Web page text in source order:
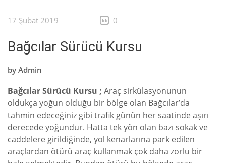
SRC & PSIKOTEKNIK
BLOG
İLETIŞIM
17 Şubat 2019 0
Bağcılar Sürücü Kursu
by Admin
Bağcılar Sürücü Kursu ; Araç sirkülasyonunun
oldukça yoğun olduğu bir bölge olan Bağcılar’da
tahmin edeceğiniz gibi trafik günün her saatinde aşırı
derecede yoğundur. Hatta tek yön olan bazı sokak ve
caddelere girildiğinde, yol kenarlarına park edilen
araçlardan ötürü araç kullanmak çok daha zorlu bir